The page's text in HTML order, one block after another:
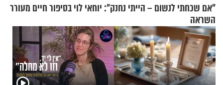
"אם שכחתי לנשום – הייתי נחנק": יוחאי לוי בסיפור חיים מעורר
השראה